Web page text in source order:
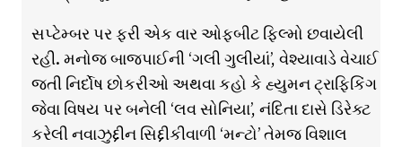
સપ્ટેમ્બર પર ફરી એક વાર ઓફબીટ ફિલ્મો છવાયેલી
રહી. મનોજ બાજપાઈની ‘ગલી ગુલીયાં’, વેશ્યાવાડે વેચાઈ
જતી નિર્દોષ છોકરીઓ અથવા કહો કે હ્યુમન ટ્રાફિકિંગ
જેવા વિષય પર બનેલી ‘લવ સોનિયા’, નંદિતા દાસે ડિરેક્ટ
કરેલી નવાઝુદ્દીન સિદ્દીકીવાળી ‘મન્ટો’ તેમજ વિશાલ